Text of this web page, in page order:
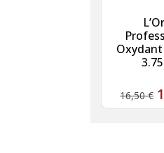
Oxydant
16,50€